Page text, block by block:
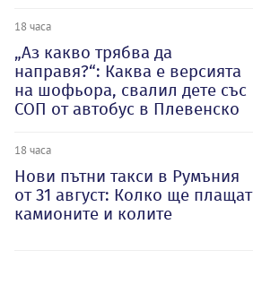
18 часа
„Аз какво трябва да
направя?“: Каква е версията
на шофьора, свалил дете със
СОП от автобус в Плевенско
18 часа
Нови пътни такси в Румъния
от 31 август: Колко ще плащат
камионите и колите